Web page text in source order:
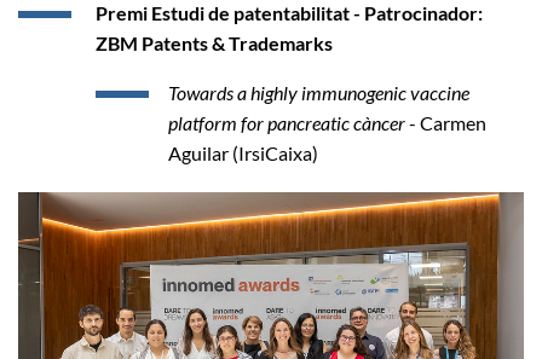
Premi Estudi de patentabilitat - Patrocinador:
ZBM Patents & Trademarks
Towards a highly immunogenic vaccine
platform for pancreatic càncer- Carmen
Aguilar (IrsiCaixa)